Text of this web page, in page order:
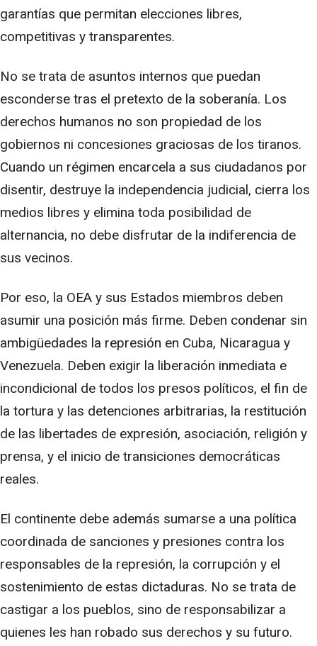
garantías que permitan elecciones libres,
competitivas y transparentes.
No se trata de asuntos internos que puedan
esconderse tras el pretexto de la soberanía. Los
derechos humanos no son propiedad de los
gobiernos ni concesiones graciosas de los tiranos.
Cuando un régimen encarcela a sus ciudadanos por
disentir, destruye la independencia judicial, cierra los
medios libres y elimina toda posibilidad de
alternancia, no debe disfrutar de la indiferencia de
sus vecinos.
Por eso, la OEA y sus Estados miembros deben
asumir una posición más firme. Deben condenar sin
ambigüedades la represión en Cuba, Nicaragua y
Venezuela. Deben exigir la liberación inmediata e
incondicional de todos los presos políticos, el fin de
la tortura y las detenciones arbitrarias, la restitución
de las libertades de expresión, asociación, religión y
prensa, y el inicio de transiciones democráticas
reales.
El continente debe además sumarse a una política
coordinada de sanciones y presiones contra los
responsables de la represión, la corrupción y el
sostenimiento de estas dictaduras. No se trata de
castigar a los pueblos, sino de responsabilizar a
quienes les han robado sus derechos y su futuro.